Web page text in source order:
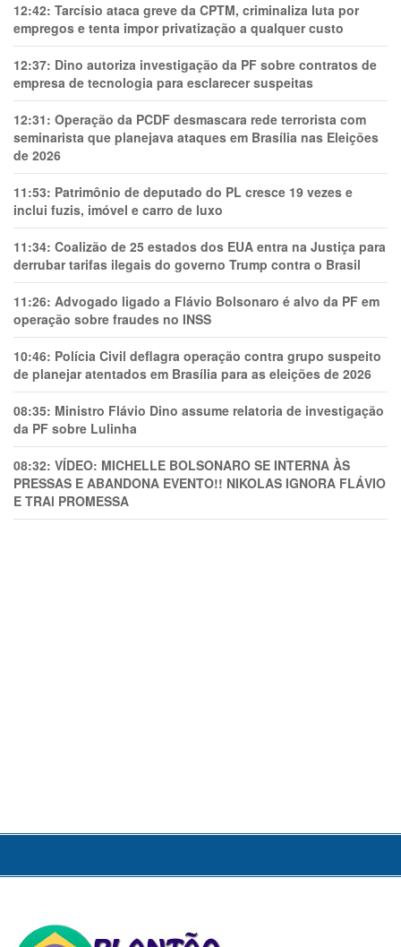
12:42: Tarcísio ataca greve da CPTM, criminaliza luta por
empregos e tenta impor privatização a qualquer custo
12:37: Dino autoriza investigação da PF sobre contratos de
empresa de tecnologia para esclarecer suspeitas
12:31: Operação da PCDF desmascara rede terrorista com
seminarista que planejava ataques em Brasília nas Eleições
de 2026
11:53: Patrimônio de deputado do PL cresce 19 vezes e
inclui fuzis, imóvel e carro de luxo
11:34: Coalizão de 25 estados dos EUA entra na Justiça para
derrubar tarifas ilegais do governo Trump contra o Brasil
11:26: Advogado ligado a Flávio Bolsonaro é alvo da PF em
operação sobre fraudes no INSS
10:46: Polícia Civil deflagra operação contra grupo suspeito
de planejar atentados em Brasília para as eleições de 2026
08:35: Ministro Flávio Dino assume relatoria de investigação
da PF sobre Lulinha
08:32: VÍDEO: MICHELLE BOLSONARO SE INTERNA ÀS
PRESSAS E ABANDONA EVENTO!! NIKOLAS IGNORA FLÁVIO
E TRAl PROMESSA